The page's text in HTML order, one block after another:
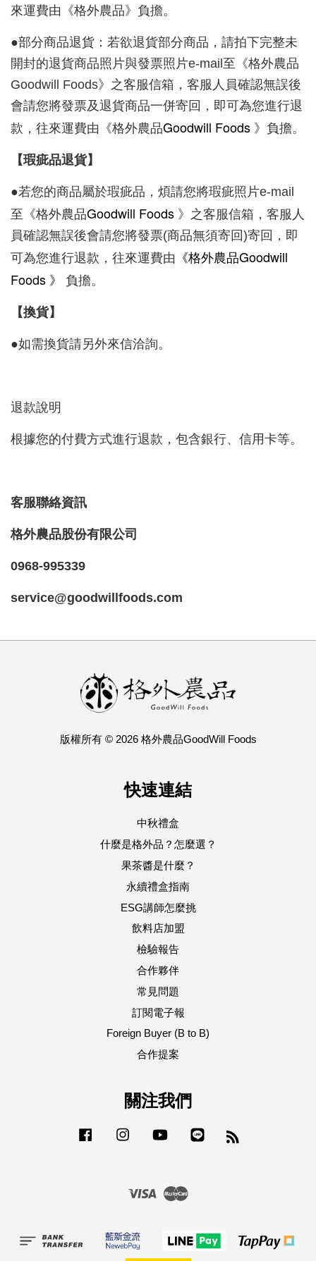
來運費由《格外農品》負擔。
●部分商品退貨：若欲退貨部分商品，請拍下完整未
開封的退貨商品照片與發票照片e-mail至《格外農品
Goodwill Foods》之客服信箱，客服人員確認無誤後
會請您將發票及退貨商品一併寄回，即可為您進行退
款，往來運費由《格外農品Goodwill Foods 》負擔。
【瑕疵品退貨】
●若您的商品屬於瑕疵品，煩請您將瑕疵照片e-mail
至《格外農品Goodwill Foods 》之客服信箱，客服人
員確認無誤後會請您將發票(商品無須寄回)寄回，即
可為您進行退款，往來運費由 《格外農品Goodwill
Foods 》 負擔。
【換貨】
●如需換貨請另外來信洽詢。
退款說明
根據您的付費方式進行退款，包含銀行、信用卡等。
客服聯絡資訊
格外農品股份有限公司
0968-995339
service@goodwillfoods.com
版權所有 © 2026 格外農品GoodWill Foods
快速連結
中秋禮盒
什麼是格外品？怎麼選？
果茶醬是什麼？
永續禮盒指南
ESG講師怎麼挑
飲料店加盟
檢驗報告
合作夥伴
常見問題
訂閱電子報
Foreign Buyer (B to B)
合作提案
關注我們
Facebook Instagram YouTube
Visa